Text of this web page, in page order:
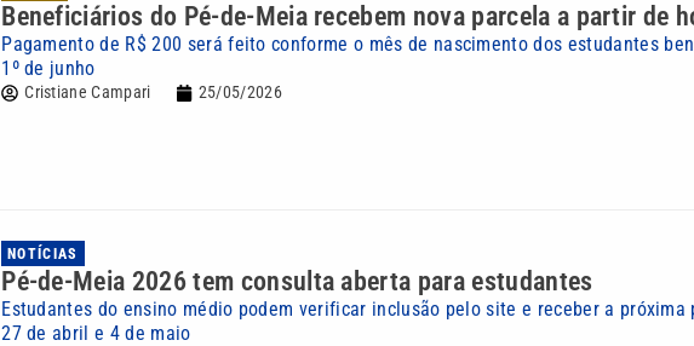
Beneficiários do Pé-de-Meia recebem nova parcela a partir de
Pagamento de R$ 200 será feito conforme o mês de nascimento dos estudantes
1º de junho
Cristiane Campari 25/05/2026
NOTÍCIAS
Pé-de-Meia 2026 tem consulta aberta para estudantes
Estudantes do ensino médio podem verificar inclusão pelo site e receber a próxima
27 de abril e 4 de maio